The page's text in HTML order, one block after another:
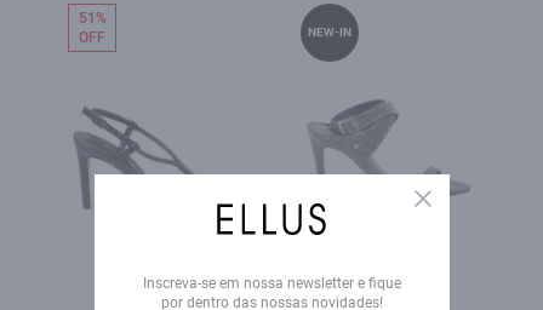
51%
OFF
NEW-IN
Close
Inscreva-se em nossa newsletter e fique
por dentro das nossas novidades!